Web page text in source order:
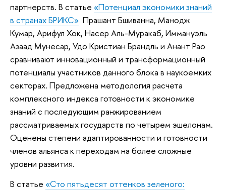
партнерств. В статье «Потенциал экономики знаний
в странах БРИКС» Прашант Бшиванна, Манодж
Кумар, Арифул Хок, Насер Аль-Муракаб, Иммануэль
Азаад Мунесар, Удо Кристиан Брандль и Анант Рао
сравнивают инновационный и трансформационный
потенциалы участников данного блока в наукоемких
секторах. Предложена методология расчета
комплексного индекса готовности к экономике
знаний с последующим ранжированием
рассматриваемых государств по четырем эшелонам.
Оценены степени адаптированности и готовности
членов альянса к переходам на более сложные
уровни развития.
В статье «Сто пятьдесят оттенков зеленого: